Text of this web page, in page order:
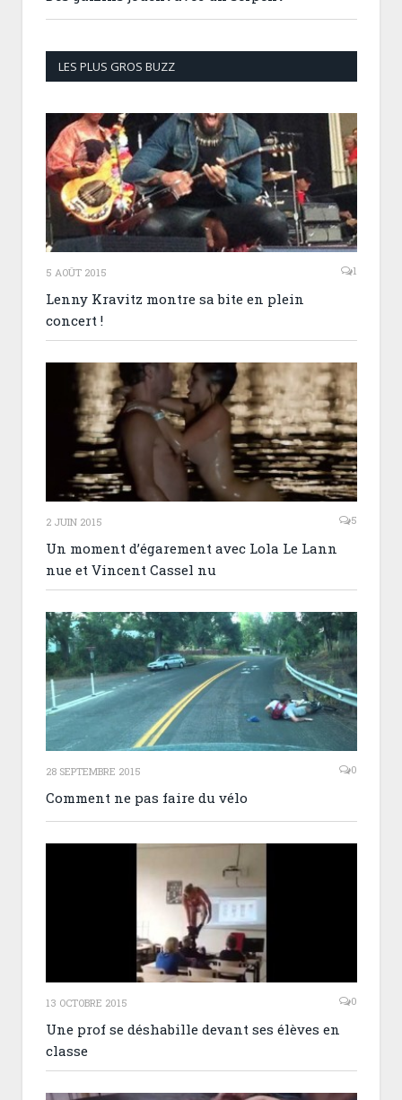
LES PLUS GROS BUZZ
5 AOÛT 2015 1
Lenny Kravitz montre sa bite en plein
concert !
2 JUIN 2015 5
Un moment d’égarement avec Lola Le Lann
nue et Vincent Cassel nu
28 SEPTEMBRE 2015 0
Comment ne pas faire du vélo
13 OCTOBRE 2015 0
Une prof se déshabille devant ses élèves en
classe